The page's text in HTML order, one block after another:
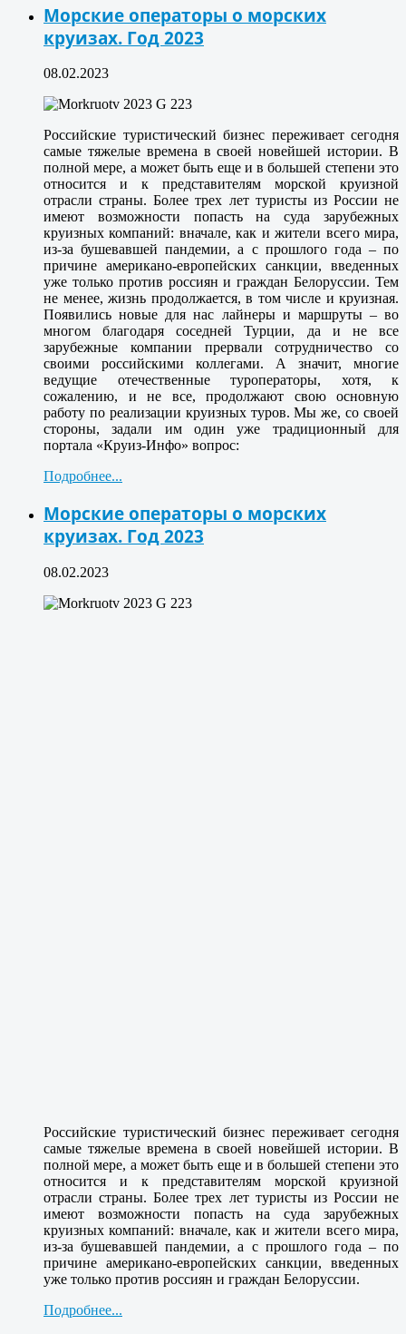
Морские операторы о морских
круизах. Год 2023
08.02.2023
Российские туристический бизнес переживает сегодня
самые тяжелые времена в своей новейшей истории. В
полной мере, а может быть еще и в большей степени это
относится и к представителям морской круизной
отрасли страны. Более трех лет туристы из России не
имеют возможности попасть на суда зарубежных
круизных компаний: вначале, как и жители всего мира,
из-за бушевавшей пандемии, а с прошлого года – по
причине американо-европейских санкции, введенных
уже только против россиян и граждан Белоруссии. Тем
не менее, жизнь продолжается, в том числе и круизная.
Появились новые для нас лайнеры и маршруты – во
многом благодаря соседней Турции, да и не все
зарубежные компании прервали сотрудничество со
своими российскими коллегами. А значит, многие
ведущие отечественные туроператоры, хотя, к
сожалению, и не все, продолжают свою основную
работу по реализации круизных туров. Мы же, со своей
стороны, задали им один уже традиционный для
портала «Круиз-Инфо» вопрос:
Подробнее...
Морские операторы о морских
круизах. Год 2023
08.02.2023
Российские туристический бизнес переживает сегодня
самые тяжелые времена в своей новейшей истории. В
полной мере, а может быть еще и в большей степени это
относится и к представителям морской круизной
отрасли страны. Более трех лет туристы из России не
имеют возможности попасть на суда зарубежных
круизных компаний: вначале, как и жители всего мира,
из-за бушевавшей пандемии, а с прошлого года – по
причине американо-европейских санкции, введенных
уже только против россиян и граждан Белоруссии.
Подробнее...